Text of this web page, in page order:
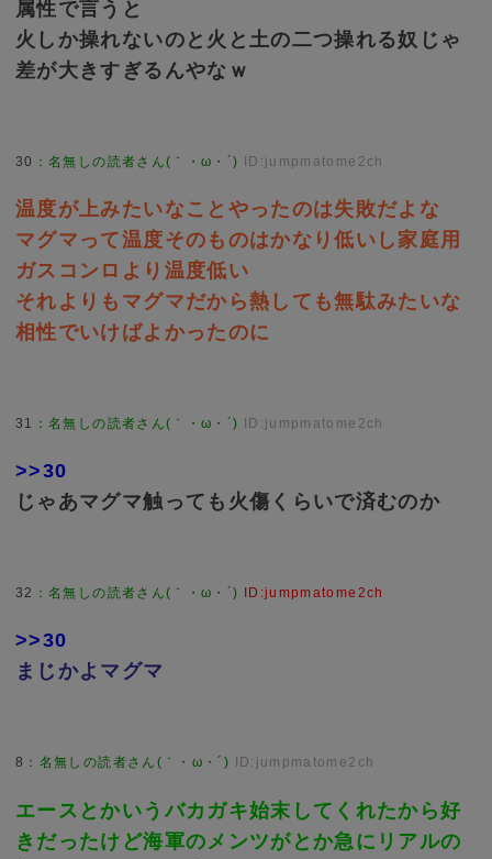
属性で言うと
火しか操れないのと火と土の二つ操れる奴じゃ
差が大きすぎるんやなｗ
30 ：名無しの読者さん(｀・ω・´) ID:jumpmatome2ch
温度が上みたいなことやったのは失敗だよな
マグマって温度そのものはかなり低いし家庭用
ガスコンロより温度低い
それよりもマグマだから熱しても無駄みたいな
相性でいけばよかったのに
31 ：名無しの読者さん(｀・ω・´) ID:jumpmatome2ch
>>30
じゃあマグマ触っても火傷くらいで済むのか
32 ：名無しの読者さん(｀・ω・´) ID:jumpmatome2ch
>>30
まじかよマグマ
8 ： 名無しの読者さん(｀・ω・´) ID:jumpmatome2ch
エースとかいうバカガキ始末してくれたから好
きだったけど海軍のメンツがとか急にリアルの